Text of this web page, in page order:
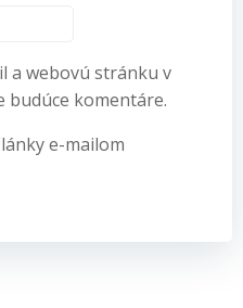
a webovú stránku v
komentáre.
e-mailom